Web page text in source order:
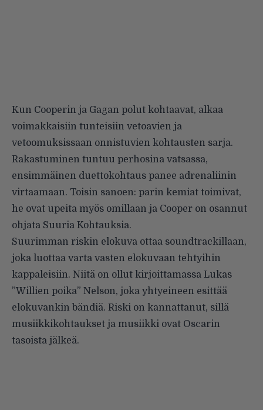
Kun Cooperin ja Gagan polut kohtaavat, alkaa
voimakkaisiin tunteisiin vetoavien ja
vetoomuksissaan onnistuvien kohtausten sarja.
Rakastuminen tuntuu perhosina vatsassa,
ensimmäinen duettokohtaus panee adrenaliinin
virtaamaan. Toisin sanoen: parin kemiat toimivat,
he ovat upeita myös omillaan ja Cooper on osannut
ohjata Suuria Kohtauksia.
Suurimman riskin elokuva ottaa soundtrackillaan,
joka luottaa varta vasten elokuvaan tehtyihin
kappaleisiin. Niitä on ollut kirjoittamassa Lukas
”Willien poika” Nelson, joka yhtyeineen esittää
elokuvankin bändiä. Riski on kannattanut, sillä
musiikkikohtaukset ja musiikki ovat Oscarin
tasoista jälkeä.